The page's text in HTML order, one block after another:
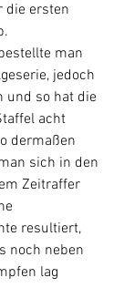
die ersten
man
jedoch
und so hat die
acht
dermaßen
sich in den
Zeitraffer
resultiert,
noch neben
lag